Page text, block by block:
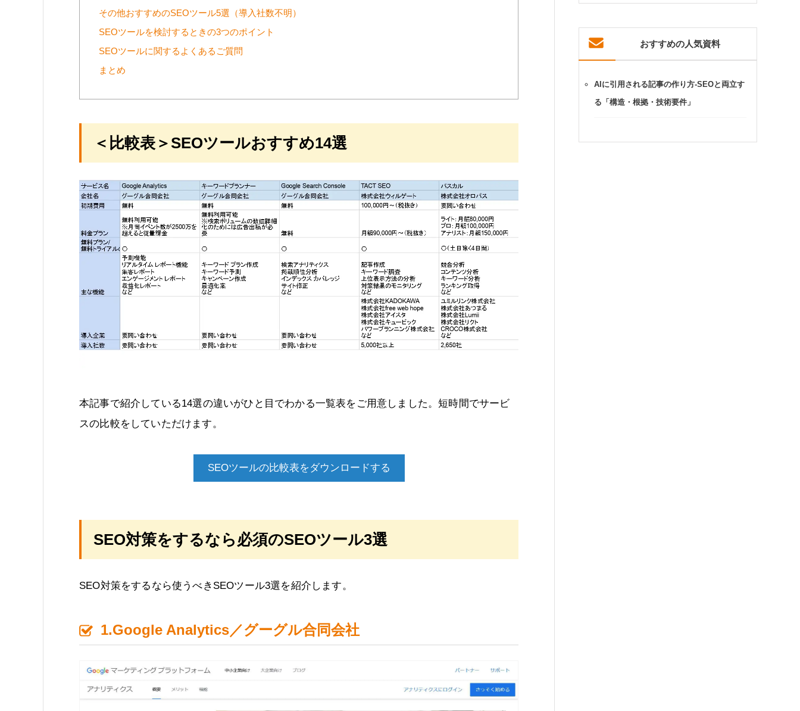
その他おすすめのSEOツール5選（導入社数不明）
SEOツールを検討するときの3つのポイント
SEOツールに関するよくあるご質問
まとめ
＜比較表＞SEOツールおすすめ14選
本記事で紹介している14選の違いがひと目でわかる一覧表をご用意しました。短時間でサービ
スの比較をしていただけます。
SEOツールの比較表をダウンロードする
SEO対策をするなら必須のSEOツール3選
SEO対策をするなら使うべきSEOツール3選を紹介します。
1.Google Analytics／グーグル合同会社
おすすめの人気資料
AIに引用される記事の作り方-SEOと両立す
る「構造・根拠・技術要件」